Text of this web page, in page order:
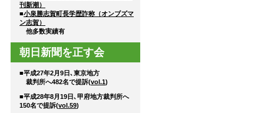
刊新潮）
■小泉勝志賀町長学歴詐称（オンブズマ
ン志賀）
他多数実績有
朝日新聞を正す会
■平成27年2月9日､東京地方
裁判所へ482名で提訴(vol.1)
■平成28年8月19日､甲府地方裁判所へ
150名で提訴(vol.59)